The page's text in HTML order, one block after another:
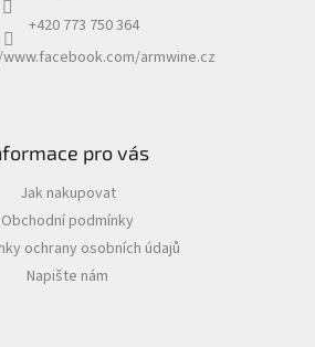
+420 773 750 364
armwine.cz
pro vás
Jak nakupovat
Obchodní podmínky
ochrany osobních údajů
Napište nám